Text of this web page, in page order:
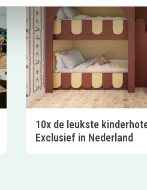
10x de leukste
Exclusief in Nederland